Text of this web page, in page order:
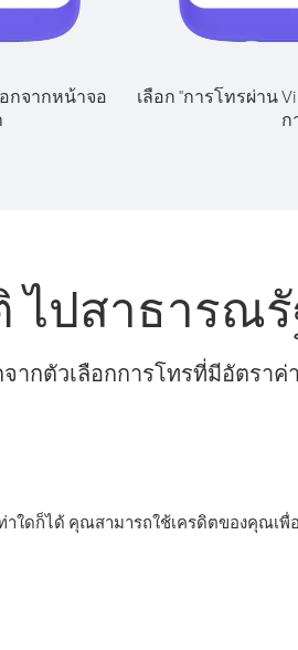
กจากหน้าจอ
เลือก "การโทรผ่าน
ก
ไปสาธารณ
กตัวเลือกการโทรที่มีอัตรา
าใดก็ได้ คุณสามารถใช้เครดิตของคุณเพื่